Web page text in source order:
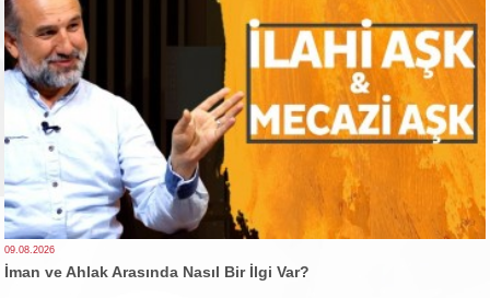
09.08.2026
İman ve Ahlak Arasında Nasıl Bir İlgi Var?